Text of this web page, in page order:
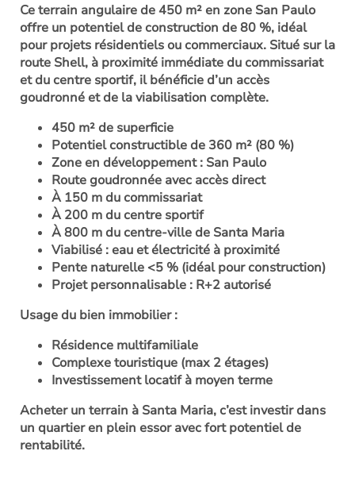
Ce terrain angulaire de 450 m² en zone San Paulo
offre un potentiel de construction de 80 %, idéal
pour projets résidentiels ou commerciaux. Situé sur la
route Shell, à proximité immédiate du commissariat
et du centre sportif, il bénéficie d’un accès
goudronné et de la viabilisation complète.
450 m² de superficie
Potentiel constructible de 360 m² (80 %)
Zone en développement : San Paulo
Route goudronnée avec accès direct
À 150 m du commissariat
À 200 m du centre sportif
À 800 m du centre-ville de Santa Maria
Viabilisé : eau et électricité à proximité
Pente naturelle <5 % (idéal pour construction)
Projet personnalisable : R+2 autorisé
Usage du bien immobilier:
Résidence multifamiliale
Complexe touristique (max 2 étages)
Investissement locatif à moyen terme
Acheter un terrain à Santa Maria, c’est investir dans
un quartier en plein essor avec fort potentiel de
rentabilité.